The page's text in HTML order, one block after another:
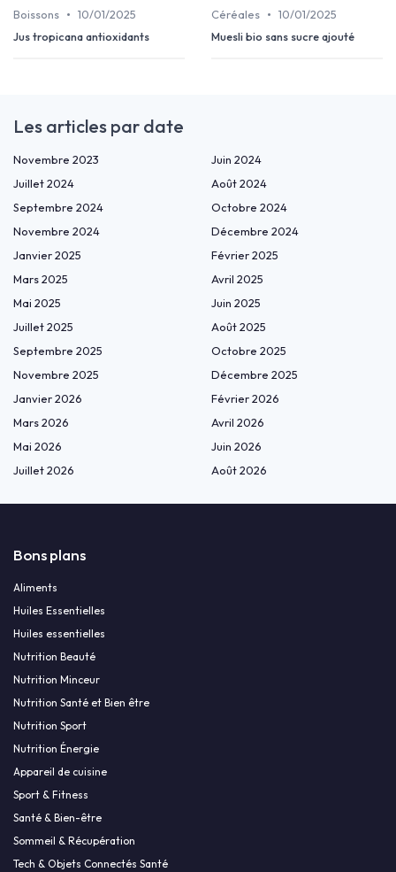
Boissons • 10/01/2025
Jus tropicana antioxidants
Céréales • 10/01/2025
Muesli bio sans sucre ajouté
Les articles par date
Novembre 2023
Juin 2024
Juillet 2024
Août 2024
Septembre 2024
Octobre 2024
Novembre 2024
Décembre 2024
Janvier 2025
Février 2025
Mars 2025
Avril 2025
Mai 2025
Juin 2025
Juillet 2025
Août 2025
Septembre 2025
Octobre 2025
Novembre 2025
Décembre 2025
Janvier 2026
Février 2026
Mars 2026
Avril 2026
Mai 2026
Juin 2026
Juillet 2026
Août 2026
Bons plans
Aliments
Huiles Essentielles
Huiles essentielles
Nutrition Beauté
Nutrition Minceur
Nutrition Santé et Bien être
Nutrition Sport
Nutrition Énergie
Appareil de cuisine
Sport & Fitness
Santé & Bien-être
Sommeil & Récupération
Tech & Objets Connectés Santé